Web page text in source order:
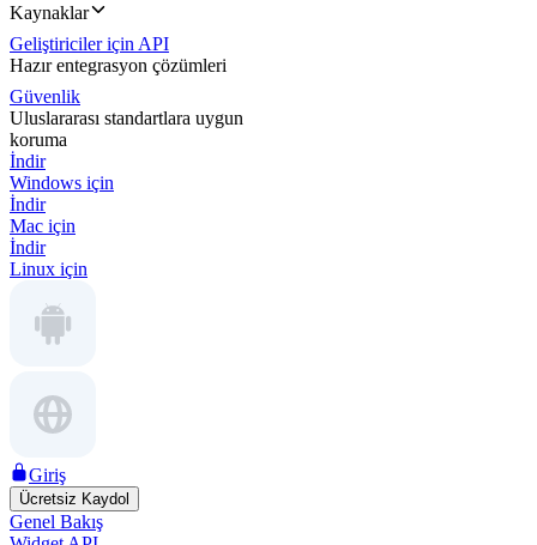
Kaynaklar
Geliştiriciler için API
Hazır entegrasyon çözümleri
Güvenlik
Uluslararası standartlara uygun
koruma
İndir
Windows için
İndir
Mac için
İndir
Linux için
Giriş
Ücretsiz Kaydol
Genel Bakış